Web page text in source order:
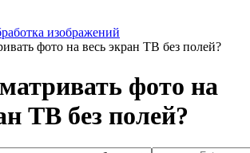
изображений
фото на весь экран ТВ без полей?
фото на
ТВ без полей?